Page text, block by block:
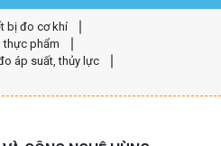
bị đo cơ khí
thực phẩm
áp suất, thủy lực